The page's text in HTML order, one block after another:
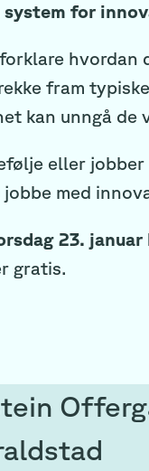
for
forklare hvordan
fram
kan unngå de
eller jobber
med
23.
gratis.